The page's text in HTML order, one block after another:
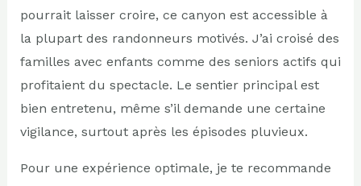
pourrait laisser croire, ce canyon est accessible à
la plupart des randonneurs motivés. J’ai croisé des
familles avec enfants comme des seniors actifs qui
profitaient du spectacle. Le sentier principal est
bien entretenu, même s’il demande une certaine
vigilance, surtout après les épisodes pluvieux.
Pour une expérience optimale, je te recommande